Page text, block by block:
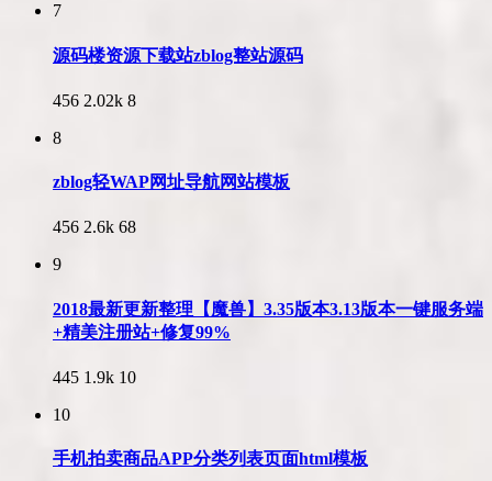
7
源码楼资源下载站zblog整站源码
456 2.02k 8
8
zblog轻WAP网址导航网站模板
456 2.6k 68
9
2018最新更新整理【魔兽】3.35版本3.13版本一键服务端
+精美注册站+修复99%
445 1.9k 10
10
手机拍卖商品APP分类列表页面html模板